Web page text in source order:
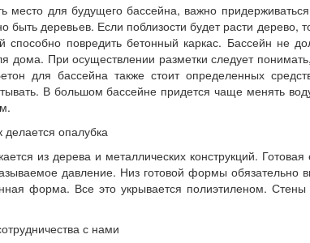
место для будущего бассейна, важно
быть деревьев. Если поблизости будет расти дерево,
способно повредить бетонный каркас. Бассейн не
дома. При осуществлении разметки следует
для бассейна также стоит определенных
В большом бассейне придется чаще менять
делается опалубка
из дерева и металлических конструкций.
давление. Низ готовой формы
форма. Все это укрывается полиэтиленом.
с нами